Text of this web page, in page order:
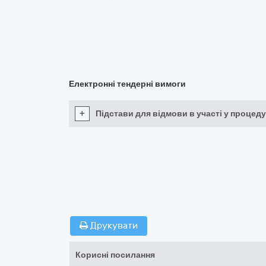
Електронні тендерні вимоги
+ Підстави для відмови в участі у
Друкувати
Корисні посилання